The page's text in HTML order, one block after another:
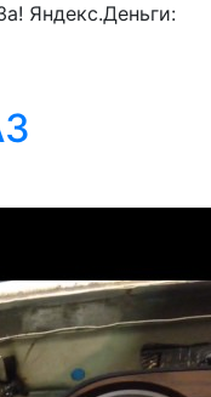
Яндекс.Деньги: